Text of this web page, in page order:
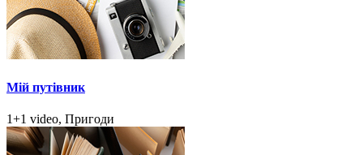
Мій путівник
1+1 video, Пригоди